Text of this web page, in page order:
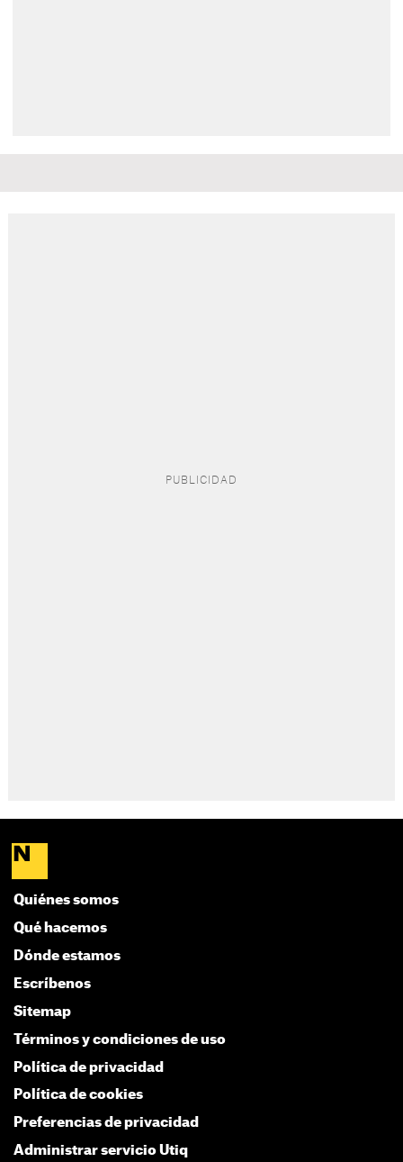
Quiénes somos
Qué hacemos
Dónde estamos
Escríbenos
Sitemap
Términos y condiciones de uso
Política de privacidad
Política de cookies
Preferencias de privacidad
Administrar servicio Utiq